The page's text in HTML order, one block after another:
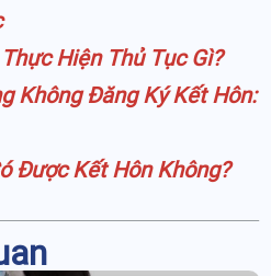
Hiện Thủ Tục Gì?
Không Đăng Ký Kết Hôn:
Được Kết Hôn Không?